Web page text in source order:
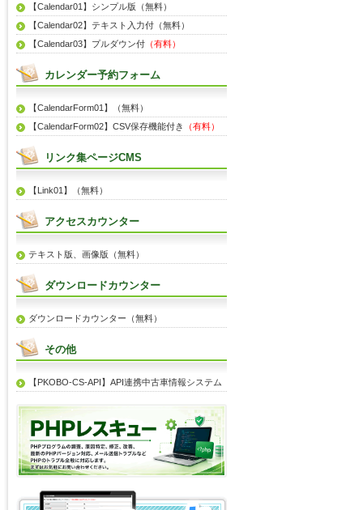
【Calendar01】シンプル版（無料）
【Calendar02】テキスト入力付（無料）
【Calendar03】プルダウン付 （有料）
カレンダー予約フォーム
【CalendarForm01】（無料）
【CalendarForm02】CSV保存機能付き
（有料）
リンク集ページCMS
【Link01】（無料）
アクセスカウンター
テキスト版、画像版（無料）
ダウンロードカウンター
ダウンロードカウンター（無料）
その他
【PKOBO-CS-API】API連携中古車情報システム